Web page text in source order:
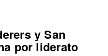
y San
por liderato